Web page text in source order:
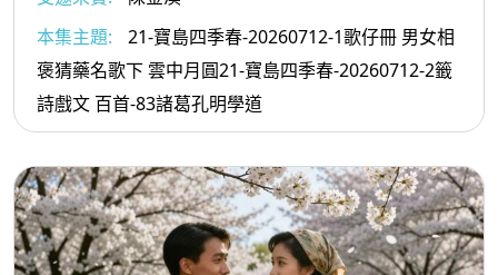
本集主題:
21-寶島四季春-20260712-1歌仔冊 男女相
褒猜藥名歌下 雲中月圓21-寶島四季春-20260712-2籤
詩戲文 百首-83諸葛孔明學道